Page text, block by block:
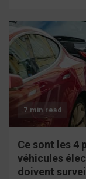
7 min read
Ce sont les 4
véhicules
doivent